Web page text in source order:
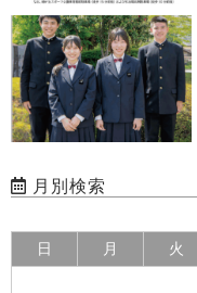
月別検索
日 月 火